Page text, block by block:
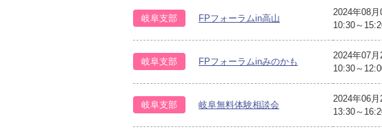
岐阜支部 FPフォーラムin高山
2024年08月
10:30～
岐阜支部 FPフォーラムinみのかも
2024年07月
10:30～
岐阜支部 岐阜無料体験相談会
2024年06月
13:30～